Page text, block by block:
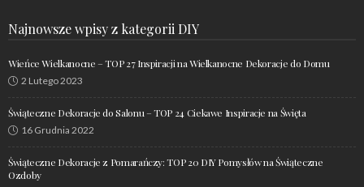
Najnowsze wpisy z kategorii DIY
Wieńce Wielkanocne – TOP 27 Inspiracji na Wielkanocne Dekoracje do Domu
2 Lutego 2023
Świąteczne Dekoracje do Salonu – TOP 24 Ciekawe Inspiracje na Święta
16 Grudnia 2022
Świąteczne Dekoracje z Pomarańczy: TOP 20 DIY Pomysłów na Świąteczne
Ozdoby